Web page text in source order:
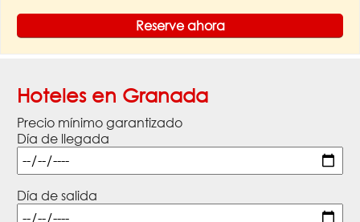
Reserve ahora
Hoteles en Granada
Precio mínimo garantizado
Día de llegada
Día de salida